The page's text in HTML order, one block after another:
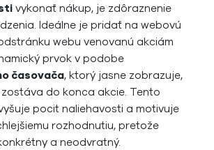
vykonať nákup, je zdôraznenie
Ideálne je pridať na webovú
webu venovanú akciám
prvok v podobe
časovača, ktorý jasne zobrazuje,
do konca akcie. Tento
pocit naliehavosti a motivuje
rozhodnutiu, pretože
a neodvratný.